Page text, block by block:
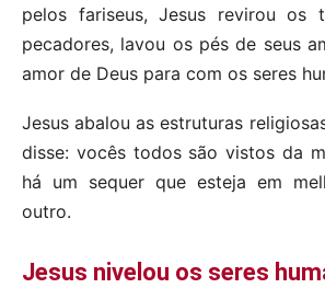
pelos fariseus, Jesus revirou os
pecadores, lavou os pés de seus
amor de Deus para com os seres
Jesus abalou as estruturas
disse: vocês todos são vistos da
há um sequer que esteja em
outro.
Jesus nivelou os seres